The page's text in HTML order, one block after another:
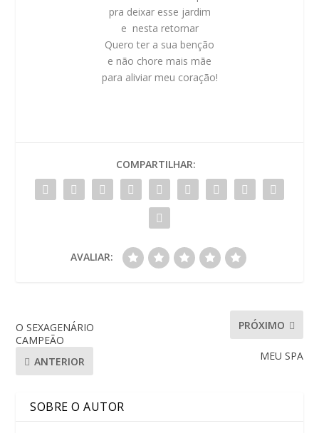
pra deixar esse jardim
e nesta retornar
Quero ter a sua benção
e não chore mais mãe
para aliviar meu coração!
COMPARTILHAR:
AVALIAR:
O SEXAGENÁRIO
CAMPEÃO
ANTERIOR
PRÓXIMO
MEU SPA
SOBRE O AUTOR